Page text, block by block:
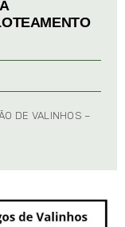
DE VALINHOS –